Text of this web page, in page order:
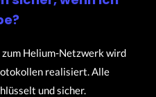
Helium-Netzwerk wird
realisiert. Alle
und sicher.